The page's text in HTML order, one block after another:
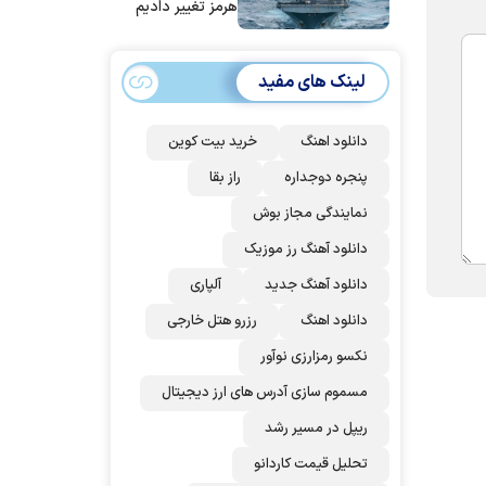
هرمز تغییر دادیم
لینک های مفید
دانلود اهنگ
خرید بیت کوین
پنجره دوجداره
راز بقا
نمایندگی مجاز بوش
دانلود آهنگ رز‌ موزیک
دانلود آهنگ جدید
آلپاری
دانلود اهنگ
رزرو هتل خارجی
نکسو رمزارزی نوآور
مسموم سازی آدرس های ارز دیجیتال
ریپل در مسیر رشد
تحلیل قیمت کاردانو